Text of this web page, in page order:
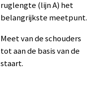
ruglengte (lijn A) het
belangrijkste meetpunt.
Meet van de schouders
tot aan de basis van de
staart.